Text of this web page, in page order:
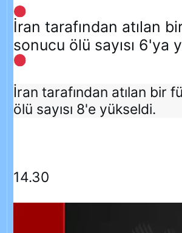
İran tarafından atılan
sonucu ölü sayısı 6'ya
İran tarafından atılan bir
ölü sayısı 8'e yükseldi.
14.30